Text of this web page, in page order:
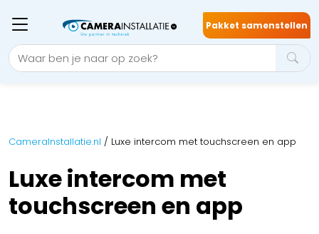
Pakket samenstellen
CameraInstallatie.nl / Luxe intercom met touchscreen en app
Luxe intercom met
touchscreen en app